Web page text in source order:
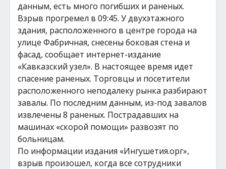
данным, есть много погибших и раненых.
Взрыв прогремел в 09:45. У двухэтажного
здания, расположенного в центре города на
улице Фабричная, снесены боковая стена и
фасад, сообщает интернет-издание
«Кавказский узел». В настоящее время идет
спасение раненых. Торговцы и посетители
расположенного неподалеку рынка разбирают
завалы. По последним данным, из-под завалов
извлечены 8 раненых. Пострадавших на
машинах «скорой помощи» развозят по
больницам.
По информации издания «Ингушетия.орг»,
взрыв произошел, когда все сотрудники